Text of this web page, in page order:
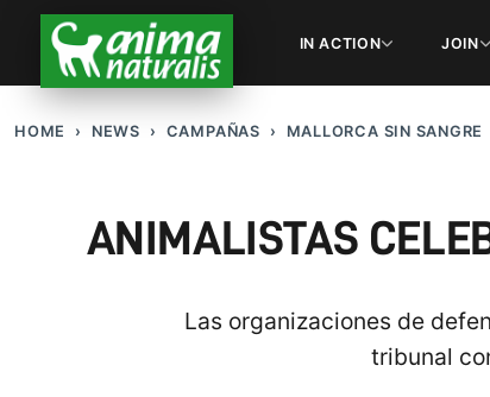
IN ACTION JOIN
HOME NEWS CAMPAÑAS MALLORCA SIN SANGRE
ANIMALISTAS
Las organizaciones de
tribunal